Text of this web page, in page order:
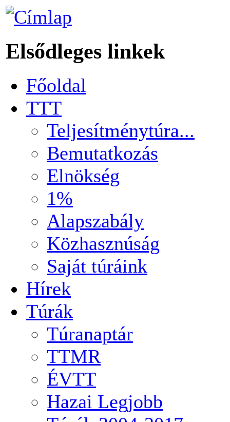
Elsődleges linkek
Főoldal
TTT
Teljesítménytúra...
Bemutatkozás
Elnökség
1%
Alapszabály
Közhasznúság
Saját túráink
Hírek
Túrák
Túranaptár
TTMR
ÉVTT
Hazai Legjobb